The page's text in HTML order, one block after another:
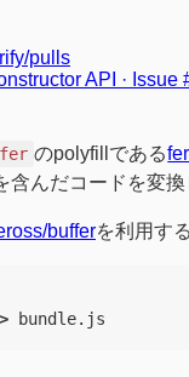
pulls
API · Issue
のpolyfillである
んだコードを変
bufferを利用す
>